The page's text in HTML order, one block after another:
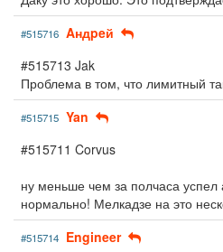
#515716 Aндpeй
#515713 Jak
Проблема в том, что лимитный
#515715 Yan
#515711 Corvus
ну меньше чем за полчаса
нормально! Мелкадзе на это
#515714 Engineer